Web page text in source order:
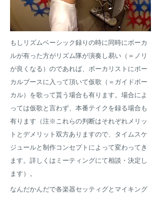
もしリズムベーシック録りの時に同時にボーカ
ルが有った方がリズム隊が演奏し易い（＝ノリ
が良くなる）のであれば、ボーカリストにボー
カルブースに入って頂いて仮歌（＝ガイドボー
カル）を歌って貰う場合も有ります。場合によ
っては仮歌と言わず、本番テイクを録る場合も
有ります（注※これらの判断はそれぞれメリッ
トとデメリット双方ありますので、タイムスケ
ジュールと制作コンセプトによって変わってき
ます。詳しくはミーティングにて相談・決定し
ます）。
なんだかんだで各楽器セッティグとマイキング